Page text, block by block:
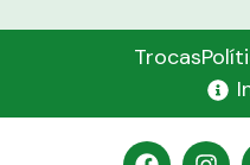
Trocas